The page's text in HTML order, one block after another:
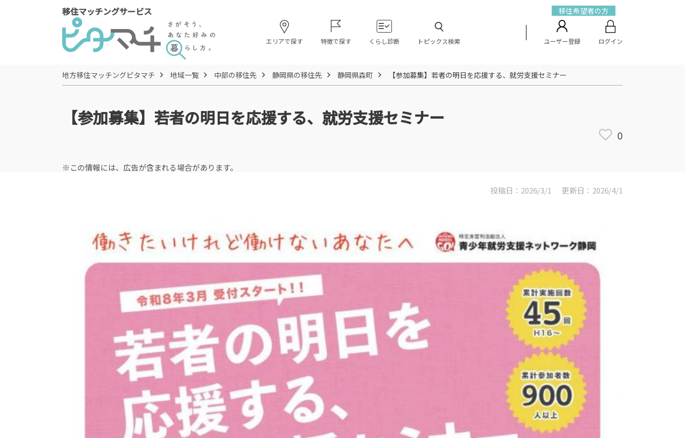
移住マッチングサービス
エリアで探す 特徴で探す くらし診断 トピックス検索
移住希望者の方
ユーザー登録 ログイン
地方移住マッチングピタマチ 地域一覧 中部の移住先 静岡県の移住先 静岡県森町 【参加募集】若者の明日を応援する、就労支援セミナー
【参加募集】若者の明日を応援する、就労支援セミナー
0
※この情報には、広告が含まれる場合があります。
投稿日：2026/3/1 更新日：2026/4/1